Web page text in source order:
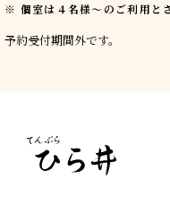
個室は４名様〜のご利用と
予約受付期間外です。